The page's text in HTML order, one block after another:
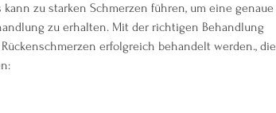
zu starken Schmerzen führen, um eine genaue
zu erhalten. Mit der richtigen Behandlung
erfolgreich behandelt werden., die